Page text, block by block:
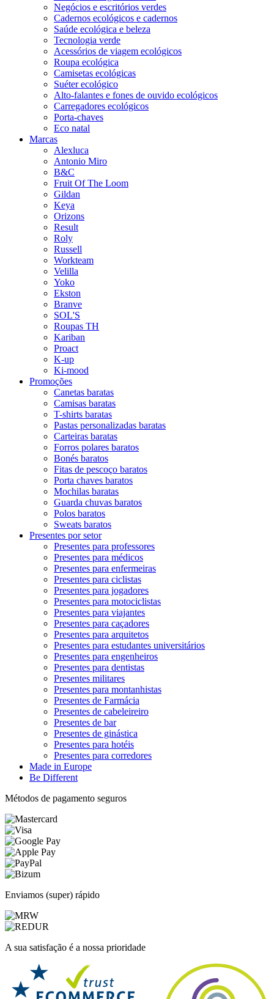
Negócios e escritórios verdes
Cadernos ecológicos e cadernos
Saúde ecológica e beleza
Tecnologia verde
Acessórios de viagem ecológicos
Roupa ecológica
Camisetas ecológicas
Suéter ecológico
Alto-falantes e fones de ouvido ecológicos
Carregadores ecológicos
Porta-chaves
Eco natal
Marcas
Alexluca
Antonio Miro
B&C
Fruit Of The Loom
Gildan
Keya
Orizons
Result
Roly
Russell
Workteam
Velilla
Yoko
Ekston
Branve
SOL'S
Roupas TH
Kariban
Proact
K-up
Ki-mood
Promoções
Canetas baratas
Camisas baratas
T-shirts baratas
Pastas personalizadas baratas
Carteiras baratas
Forros polares baratos
Bonés baratos
Fitas de pescoço baratos
Porta chaves baratos
Mochilas baratas
Guarda chuvas baratos
Polos baratos
Sweats baratos
Presentes por setor
Presentes para professores
Presentes para médicos
Presentes para enfermeiras
Presentes para ciclistas
Presentes para jogadores
Presentes para motociclistas
Presentes para viajantes
Presentes para caçadores
Presentes para arquitetos
Presentes para estudantes universitários
Presentes para engenheiros
Presentes para dentistas
Presentes militares
Presentes para montanhistas
Presentes de Farmácia
Presentes de cabeleireiro
Presentes de bar
Presentes de ginástica
Presentes para hotéis
Presentes para corredores
Made in Europe
Be Different
Métodos de pagamento seguros
Enviamos (super) rápido
A sua satisfação é a nossa prioridade